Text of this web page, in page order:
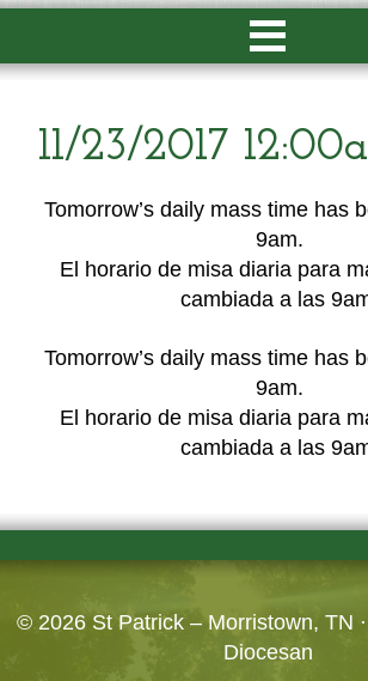
11/23/2017
Tomorrow’s daily mass time has
9am.
El horario de misa diaria para
cambiada a las
Tomorrow’s daily mass time has
9am.
El horario de misa diaria para
cambiada a las
© 2026 St Patrick – Morristown, TN
Diocesan